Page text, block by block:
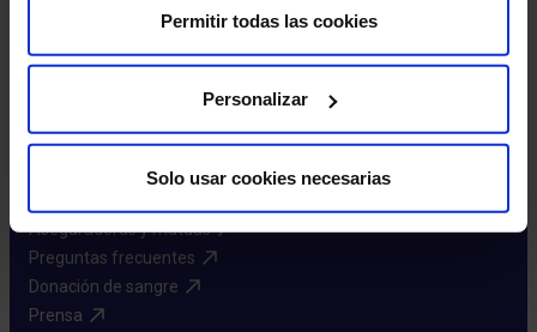
Permitir todas las cookies
Personalizar
Solo usar cookies necesarias
Intranet HM Hospitales​
Enlaces de interés
Aseguradoras y mutuas​
Preguntas frecuentes​
Donación de sangre​
Prensa​